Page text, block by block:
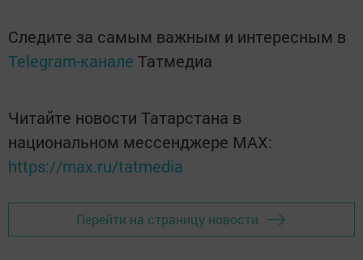
Следите за самым важным и интересным в
Telegram-канале Татмедиа
Читайте новости Татарстана в
национальном мессенджере MАХ:
https://max.ru/tatmedia
Перейти на страницу новости